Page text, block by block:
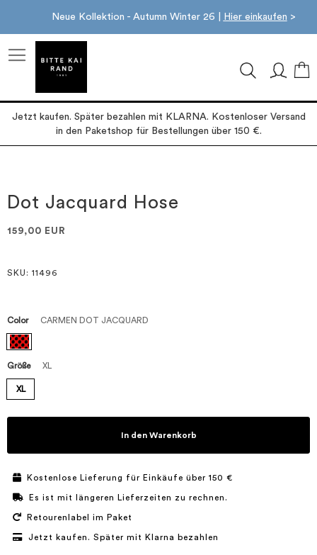
Neue Kollektion - Autumn Winter 26 | Hier einkaufen >
Jetzt kaufen. Später bezahlen mit KLARNA. Kostenloser Versand
in den Paketshop für Bestellungen über 150 €.
der
Bildgalerie
der
Bildgalerie
Dot Jacquard Hose
159,00 EUR
SKU : 11496
Color CARMEN DOT JACQUARD
Größe XL
XL
In den Warenkorb
Kostenlose Lieferung für Einkäufe über 150 €
Es ist mit längeren Lieferzeiten zu rechnen.
Retourenlabel im Paket
Jetzt kaufen. Später mit Klarna bezahlen